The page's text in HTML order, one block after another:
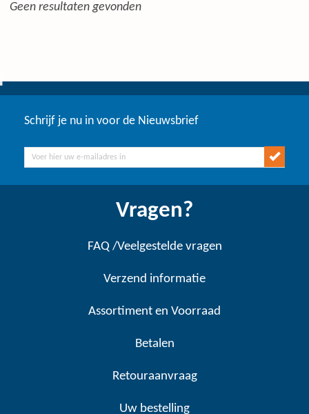
Geen resultaten gevonden
Schrijf je nu in voor de Nieuwsbrief
Vragen?
FAQ /Veelgestelde vragen
Verzend informatie
Assortiment en Voorraad
Betalen
Retouraanvraag
Uw bestelling